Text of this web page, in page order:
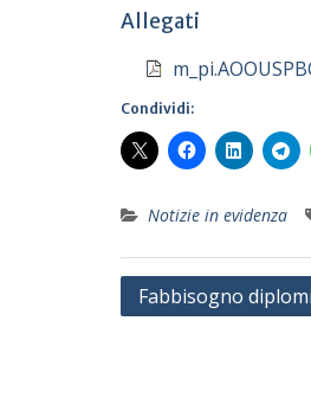
Allegati
Condividi:
Notizie in evidenza
Navigazione
Fabbisogno